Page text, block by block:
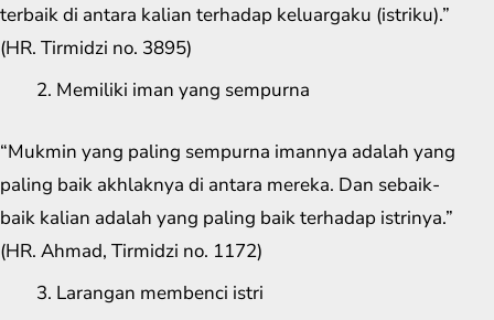
terbaik di antara kalian terhadap keluargaku (istriku).”
(HR. Tirmidzi no. 3895)
Memiliki iman yang sempurna
“Mukmin yang paling sempurna imannya adalah yang
paling baik akhlaknya di antara mereka. Dan sebaik-
baik kalian adalah yang paling baik terhadap istrinya.”
(HR. Ahmad, Tirmidzi no. 1172)
Larangan membenci istri